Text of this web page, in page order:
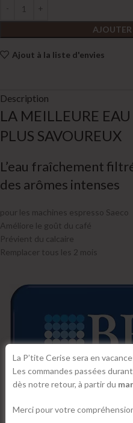
Ajout à la liste d'envies
Description
LA MEILLEURE
PLUS SAVOUREUX
L’eau fraîchement
des arômes intenses
pour les machines espresso Saeco
Améliore le goût du café
Prévient du calcaire
Remplacer tous les 2 mois
La P’tite Cerise sera en
Les commandes passées
dès notre retour, à partir du
Merci pour votre